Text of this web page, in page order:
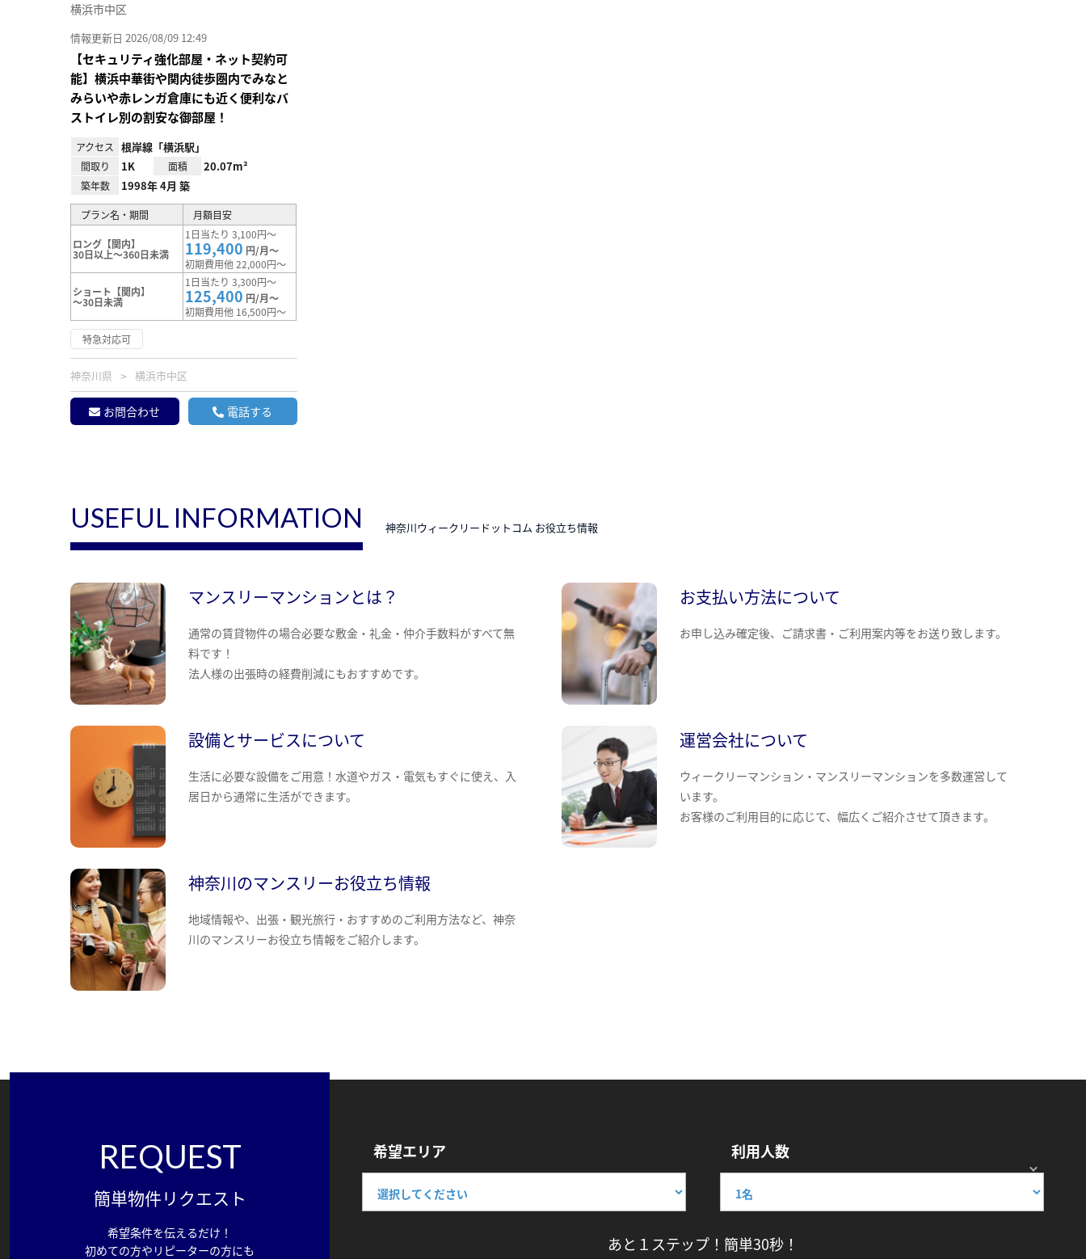
横浜市中区
情報更新日 2026/08/09 12:49
【セキュリティ強化部屋・ネット契約可
能】横浜中華街や関内徒歩圏内でみなと
みらいや赤レンガ倉庫にも近く便利なバ
ストイレ別の割安な御部屋！
アクセス 根岸線「横浜駅」
間取り 1K 面積 20.07m²
築年数 1998年 4月 築
プラン名・期間 月額目安
ロング【関内】
30日以上～360日未満
1日当たり 3,100円～
119,400 円/月～
初期費用他 22,000円～
ショート【関内】
～30日未満
1日当たり 3,300円～
125,400 円/月～
初期費用他 16,500円～
特急対応可
神奈川県 横浜市中区
お問合わせ 電話する
USEFUL INFORMATION 神奈川ウィークリードットコム お役立ち情報
マンスリーマンションとは？
通常の賃貸物件の場合必要な敷金・礼金・仲介手数料がすべて無
料です！
法人様の出張時の経費削減にもおすすめです。
お支払い方法について
お申し込み確定後、ご請求書・ご利用案内等をお送り致します。
設備とサービスについて
生活に必要な設備をご用意！水道やガス・電気もすぐに使え、入
居日から通常に生活ができます。
運営会社について
ウィークリーマンション・マンスリーマンションを多数運営して
います。
お客様のご利用目的に応じて、幅広くご紹介させて頂きます。
神奈川のマンスリーお役立ち情報
地域情報や、出張・観光旅行・おすすめのご利用方法など、神奈
川のマンスリーお役立ち情報をご紹介します。
REQUEST
簡単物件リクエスト
希望条件を伝えるだけ！
初めての方やリピーターの方にも
希望エリア 利用人数
あと１ステップ！簡単30秒！